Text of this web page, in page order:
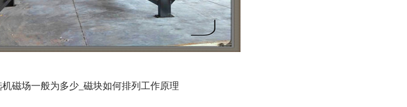
磁场一般为多少_磁块如何排列工作原理